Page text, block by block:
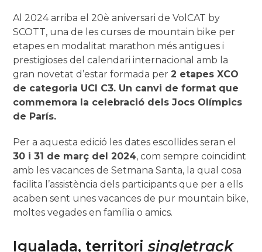
Al 2024 arriba el 20è aniversari de VolCAT by
SCOTT, una de les curses de mountain bike per
etapes en modalitat marathon més antigues i
prestigioses del calendari internacional amb la
gran novetat d’estar formada per2 etapes XCO
de categoria UCI C3. Un canvi de format que
commemora la celebració dels Jocs Olímpics
de París.
Per a aquesta edició les dates escollides seran el
30 i 31 de març del 2024, com sempre coincidint
amb les vacances de Setmana Santa, la qual cosa
facilita l’assistència dels participants que per a ells
acaben sent unes vacances de pur mountain bike,
moltes vegades en família o amics.
Igualada, territorisingletrack